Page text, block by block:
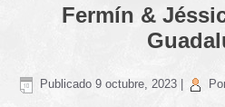
Fermín &
Publicado 9 octubre, 2023